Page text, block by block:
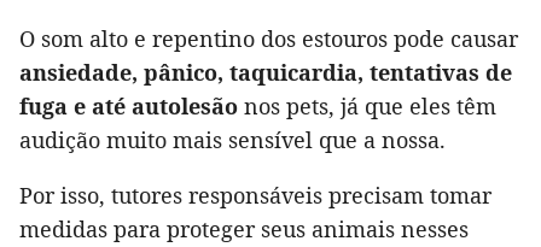
O som alto e repentino dos estouros pode causar
ansiedade, pânico, taquicardia, tentativas de
fuga e até autolesão nos pets, já que eles têm
audição muito mais sensível que a nossa.
Por isso, tutores responsáveis precisam tomar
medidas para proteger seus animais nesses